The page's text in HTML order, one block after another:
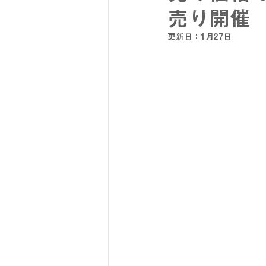
SY32 by SWEET YEARS
売り開催
更新日： 1月27日